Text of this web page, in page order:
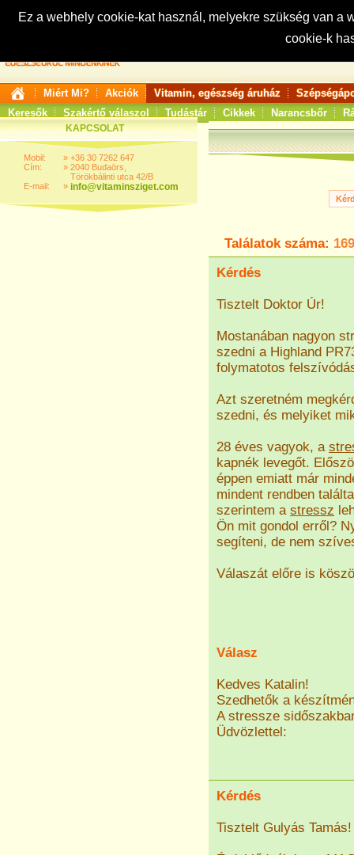
Ez a webhely cookie-kat használ, melyekre szükség van
cookie-k
Keresés:
Miért Mi? Akciók Vitamin, egészség áruház
Keresők
Szakértő válaszol Tudástár Cikkek Narancsbőr
KAPCSOLAT
Mobil:
Cím:
E-mail:
»
»
»
+36 30 7262 647
2040 Budaörs,
Törökbálinti utca 42/B
info@vitaminsziget.com
Találatok száma:
Kérdés
Tisztelt Doktor Úr!
Mostanában nagyon
szedni a Highland
folymatotos
Azt szeretném
szedni, és melyiket
28 éves vagyok, a
kapnék levegőt.
éppen emiatt már
mindent rendben
szerintem a stressz
Ön mit gondol erről?
segíteni, de nem
Válaszát előre is
Válasz
Kedves Katalin!
Szedhetők a
A stressze
Üdvözlettel:
Kérdés
Tisztelt Gulyás Tamás!